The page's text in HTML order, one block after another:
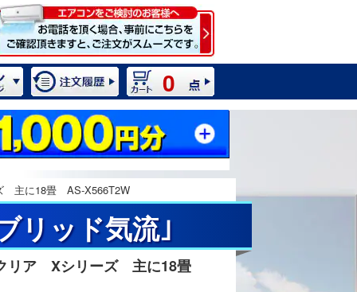
0
主に18畳 AS-X566T2W
リッド気流｣
2 / 12
リア Xシリーズ 主に18畳